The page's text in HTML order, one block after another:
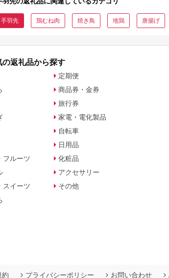
手羽先 鶏むね肉 焼き鳥 地鶏 唐揚げ
の返礼品から探す
フルーツ
スイーツ
定期便
商品券・金券
旅行券
家電・電化製品
自転車
日用品
化粧品
アクセサリー
その他
約 プライバシーポリシー お問い合わせ